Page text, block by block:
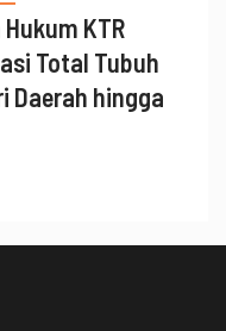
KTR
Total Tubuh
Daerah hingga